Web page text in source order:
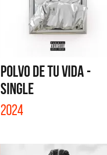
POLVO DE TU VIDA -
SINGLE
2024